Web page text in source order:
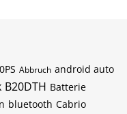
Abbruch android auto
B20DTH Batterie
bluetooth Cabrio